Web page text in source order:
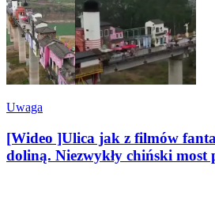
Uwaga
[Wideo ]Ulica jak z filmów
doliną. Niezwykły chiński